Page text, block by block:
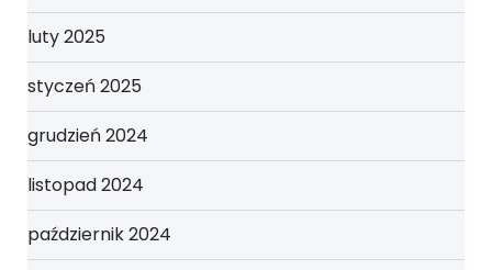
luty 2025
styczeń 2025
grudzień 2024
listopad 2024
październik 2024